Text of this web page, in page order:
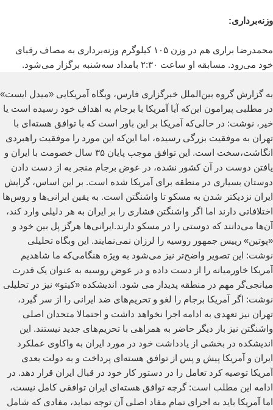
وزنه‌برداری:
محمدرضا براری هم در وزن ۱۰۵ کیلوگرم وزنه‌برداری به مصاف رقبای
خود می‌رود. مسابقه او ساعت ۲:۳۰ بامداد سه‌شنبه برگزار می‌شود.
به گزارش گروه بین‌الملل خبرگزاری فارس، وبگاه آمریکایی «میدل ایست»
در مطلبی پیرامون این‌که آیا آمریکا با برجام به اهداف خود رسیده است یا
خیر، نوشت: در حالی‌که آمریکا بر این باور است که با توافق هسته‌ای با
تهران به موفقیت بزرگی رسیده، اما این‌که این مورد را موفقیت راهبردی
انگاشت،سخت است. این توافق موجب پایان ۳۵ سال خصومت با ایران و
یافتن دوست در آن کشور نشده، در عوض برجام منجر به از دست دادن
دوستان بسیاری در منطقه برای آمریکا شده است. بر این اساس، گرایش
ایران نزدیکتر شدن به مسکو تا واشنگتن است. به یقین ایرانی‌ها و روس‌ها
اختلافاتی دارند اما اگر واشنگتن فشاری را بر ایران به هر دلیلی وارد کند،
آن‌ها می‌دانند که دوستی را در مسکو دارند.ایرانی‌ها هرگز پل بین خود و
«پوتین» رییس جمهور روسیه را لرزان نمی‌نمایند. این وبگاه تحلیلی
نوشت: این تصویر واضح‌تر نیز می‌شود به ویژه هنگامی‌که ما شاهدیم
آمریکا خاورمیانه را از دست داده و در عوض روسیه به عنوان یک قدرت
میانجی‌گر مهم در منطقه پدیدار می شود. اندیشکده «کیتو» نیز در تحلیلی
نوشت: اگر آمریکا برجام را لغو و تحریم‌های ضد ایرانی را از سر گیرد،
تهران نیز تعهدی به ادامه اجرا نخواهد داشت و احتمالا متحدان اصلی
واشنگتن نیز بار دیگر حاضر به همراهی با تحریم‌های جدید نیستند. این
اندیشکده در بخشی از یادداشت خود در مورد ایران به واکاوی عملکرد
ایران و آمریکا پیش و پس از توافق هسته‌ای پرداخت و به دولت بعدی
آمریکا توصیه کرد تعامل را در دستور کار خود در قبال ایران قرار دهد. در
ادامه این مطلب است: گرچه توافق هسته‌ای ایران توافقی کامل نیست،
اما آمریکا باید به اجرای تمام مفاد اصلی آن توجه نماید، مفادی که شامل